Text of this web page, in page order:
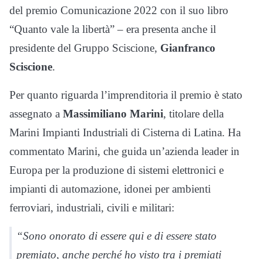
del premio Comunicazione 2022 con il suo libro
“Quanto vale la libertà” – era presenta anche il
presidente del Gruppo Sciscione, Gianfranco
Sciscione.
Per quanto riguarda l’imprenditoria il premio è stato
assegnato a Massimiliano Marini, titolare della
Marini Impianti Industriali di Cisterna di Latina. Ha
commentato Marini, che guida un’azienda leader in
Europa per la produzione di sistemi elettronici e
impianti di automazione, idonei per ambienti
ferroviari, industriali, civili e militari:
“Sono onorato di essere qui e di essere stato
premiato, anche perché ho visto tra i premiati